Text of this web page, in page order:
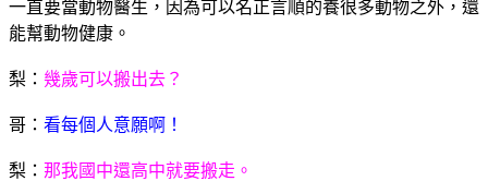
一直要當動物醫生，因為可以名正言順的養很多動物之外，還
能幫動物健康。
梨： 幾歲可以搬出去？
哥： 看每個人意願啊！
梨： 那我國中還高中就要搬走。